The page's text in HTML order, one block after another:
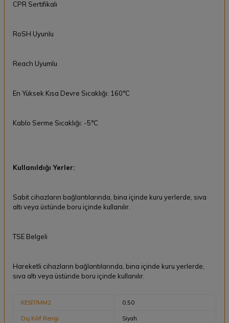
CPR Sertifikalı
RoSH Uyunlu
Reach Uyumlu
En Yüksek Kısa Devre Sıcaklığı: 160°C
Kablo Serme Sıcaklığı: -5°C
Kullanıldığı Yerler:
Sabit cihazların bağlantılarında, bina içinde kuru yerlerde, sıva
altı veya üstünde boru içinde kullanılır.
TSE Belgeli
Hareketli cihazların bağlantılarında, bina içinde kuru yerlerde,
sıva altı veya üstünde boru içinde kullanılır.
KESİT/MM2 0,50
Dış Kılıf Rengi Siyah